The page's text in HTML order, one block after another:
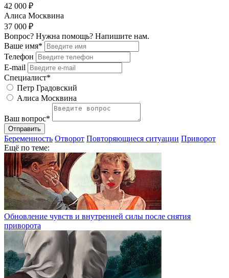
42 000 ₽
Алиса Москвина
37 000 ₽
Вопрос? Нужна помощь? Напишите нам.
Ваше имя*
Телефон
E-mail
Специалист*
Петр Градовский
Алиса Москвина
Ваш вопрос*
Отправить
Беременность Отворот Повторяющиеся ситуации Приворот
Ещё по теме:
Обновление чувств и внутренней силы после снятия
приворота